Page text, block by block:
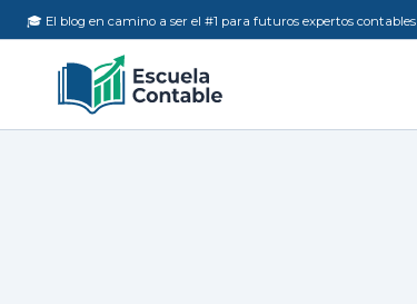
Skip
to
content
🎓 El blog en camino a ser el #1 para futuros expertos contables